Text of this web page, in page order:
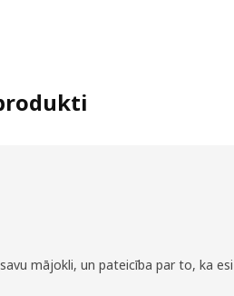
mājokli, un pateicība par to, ka esi